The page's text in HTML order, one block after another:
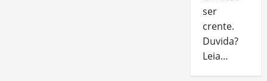
ser
crente.
Duvida?
Leia…